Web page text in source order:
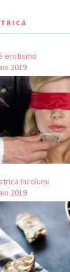
erotismo
2019
Incolumi
2019